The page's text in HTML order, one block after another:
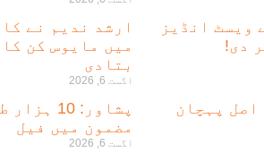
ویسٹ انڈیز
دی!
ارشد ندیم نے
میں مایوس کن
بتادی
اگست 6, 2026
اصل پہچان
پشاور:
مضمون میں فیل
اگست 6, 2026